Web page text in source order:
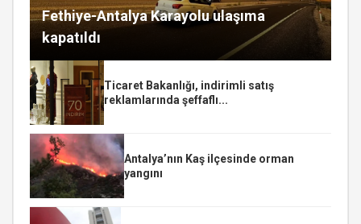
Fethiye-Antalya Karayolu ulaşıma
kapatıldı
Ticaret Bakanlığı, indirimli satış
reklamlarında şeffaflı...
Antalya’nın Kaş ilçesinde orman
yangını